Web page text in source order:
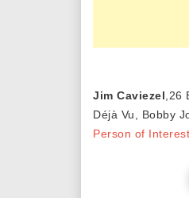
Jim Caviezel ,26
Déjà Vu, Bobby
Person of Interest